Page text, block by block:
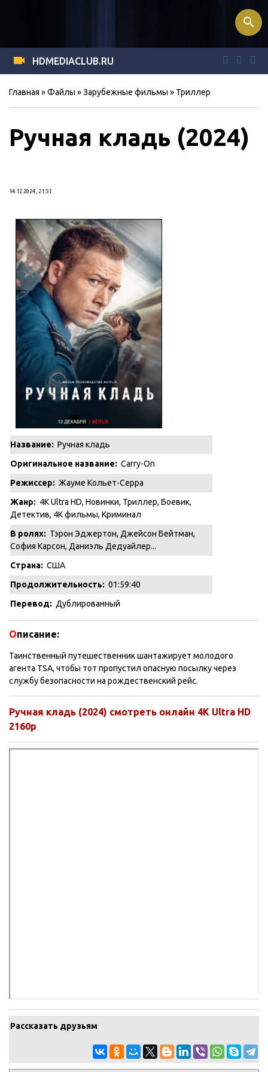
HDMEDIACLUB.RU
search
Главная »Файлы »Зарубежные фильмы » Триллер
Ручная кладь (2024)
14.12.2024, 21:51
Название: Ручная кладь
Оригинальное название: Carry-On
Режиссер: Жауме Кольет-Серра
Жанр: 4K Ultra HD, Новинки, Триллер, Боевик,
Детектив, 4K фильмы, Криминал
В ролях: Тэрон Эджертон, Джейсон Бейтман,
София Карсон, Даниэль Дедуайлер...
Страна: США
Продолжительность: 01:59:40
Перевод: Дублированный
Описание:
Таинственный путешественник шантажирует молодого
агента TSA, чтобы тот пропустил опасную посылку через
службу безопасности на рождественский рейс.
Ручная кладь (2024) смотреть онлайн 4K Ultra HD
2160p
Рассказать друзьям